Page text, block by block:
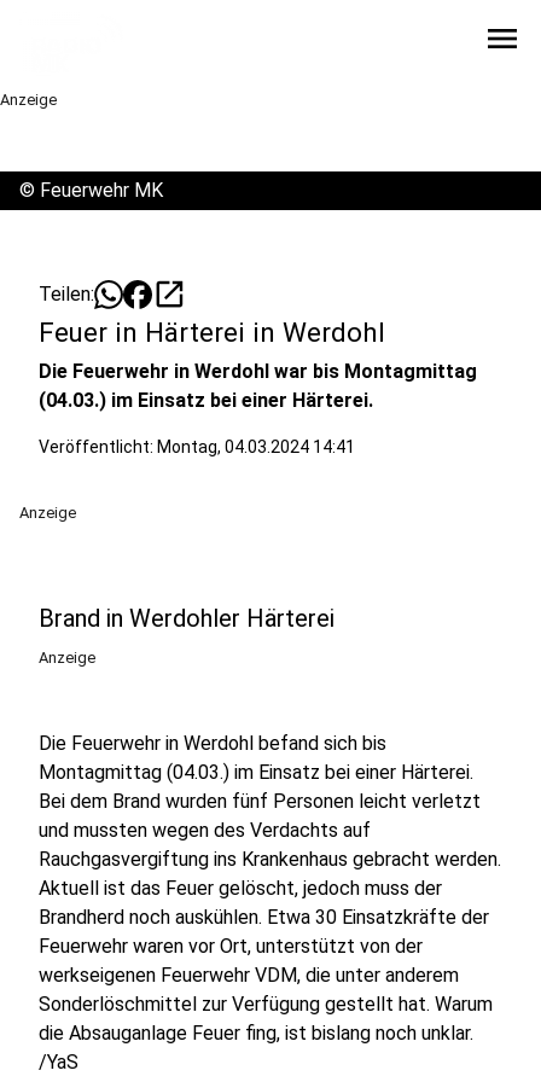
menu
Anzeige
© Feuerwehr MK
Teilen: open_in_new
Feuer in Härterei in Werdohl
Die Feuerwehr in Werdohl war bis Montagmittag
(04.03.) im Einsatz bei einer Härterei.
Veröffentlicht: Montag, 04.03.2024 14:41
Anzeige
Brand in Werdohler Härterei
Anzeige
Die Feuerwehr in Werdohl befand sich bis
Montagmittag (04.03.) im Einsatz bei einer Härterei.
Bei dem Brand wurden fünf Personen leicht verletzt
und mussten wegen des Verdachts auf
Rauchgasvergiftung ins Krankenhaus gebracht werden.
Aktuell ist das Feuer gelöscht, jedoch muss der
Brandherd noch auskühlen. Etwa 30 Einsatzkräfte der
Feuerwehr waren vor Ort, unterstützt von der
werkseigenen Feuerwehr VDM, die unter anderem
Sonderlöschmittel zur Verfügung gestellt hat. Warum
die Absauganlage Feuer fing, ist bislang noch unklar.
/YaS